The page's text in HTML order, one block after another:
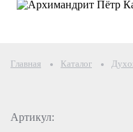
Главная Каталог
Артикул: